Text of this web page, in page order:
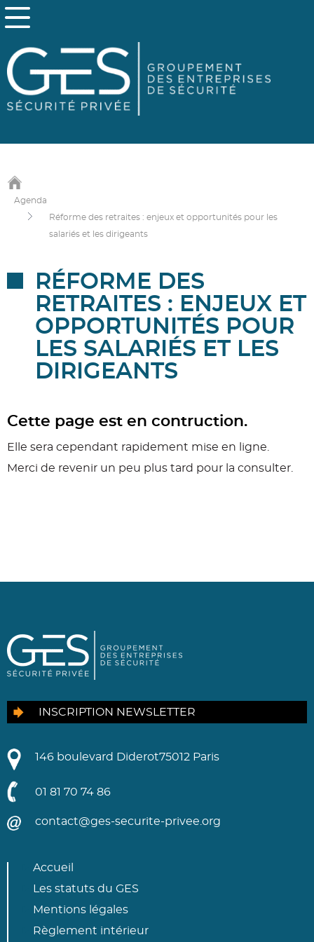
Agenda
Réforme des retraites : enjeux et opportunités pour les
salariés et les dirigeants
RÉFORME DES
RETRAITES : ENJEUX ET
OPPORTUNITÉS POUR
LES SALARIÉS ET LES
DIRIGEANTS
Cette page est en contruction.
Elle sera cependant rapidement mise en ligne.
Merci de revenir un peu plus tard pour la consulter.
INSCRIPTION NEWSLETTER
146 boulevard Diderot75012 Paris
01 81 70 74 86
contact@ges-securite-privee.org
Accueil
Les statuts du GES
Mentions légales
Règlement intérieur